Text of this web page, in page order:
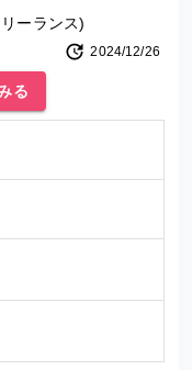
ーランス)
2024/12/26
る